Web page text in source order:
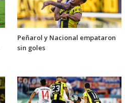
Peñarol y Nacional empataron
sin goles